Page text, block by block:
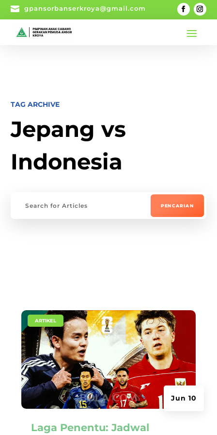
 gpansorbanserkroya@gmail.com
TAG ARCHIVE
Jepang vs
Indonesia
Laga Penentu: Jadwal
Jun 10
ARTIKEL